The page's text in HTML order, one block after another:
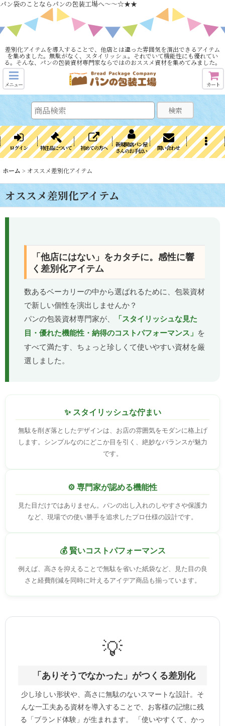
パン袋のことならパンの包装工場へ～～☆★★
差別化アイテムを導入することで、他店とは違った雰囲気を演出できるアイテム
を集めました。無駄がなく、スタイリッシュ。それでいて機能性にも優れてい
る。そんな、パンの包装資材専門家ならではのおススメ資材を集めてみました。
メニュー カート
検索
ログイン 特注品について 初めての方へ
新規開店パン屋
さんのお手伝い
問い合わせ
ホーム > オススメ差別化アイテム
オススメ差別化アイテム
「他店にはない」をカタチに。感性に響
く差別化アイテム
数あるベーカリーの中から選ばれるために、包装資材
で新しい個性を演出しませんか？
パンの包装資材専門家が、
「スタイリッシュな見た
目・優れた機能性・納得のコストパフォーマンス」 を
すべて満たす、ちょっと珍しくて使いやすい資材を厳
選しました。
✨ スタイリッシュな佇まい
無駄を削ぎ落としたデザインは、お店の雰囲気をモダンに格上げ
します。シンプルなのにどこか目を引く、絶妙なバランスが魅力
です。
⚙️ 専門家が認める機能性
見た目だけではありません。パンの出し入れのしやすさや保護力
など、現場での使い勝手を追求したプロ仕様の設計です。
💰 賢いコストパフォーマンス
例えば、高さを抑えることで無駄を省いた紙袋など、見た目の良
さと経費削減を同時に叶えるアイデア商品も揃っています。
💡
「ありそうでなかった」がつくる差別化
少し珍しい形状や、高さに無駄のないスマートな設計。そ
んな一工夫ある資材を導入することで、お客様の記憶に残
る「ブランド体験」が生まれます。 「使いやすくて、かっ